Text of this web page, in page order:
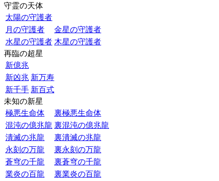
守霊の天体
太陽の守護者
月の守護者
金星の守護者
水星の守護者 木星の守護者
再臨の超星
新億兆
新凶兆 新万寿
新千手 新百式
未知の新星
極悪生命体
裏極悪生命体
混沌の億兆龍 裏混沌の億兆龍
潰滅の兆龍
裏潰滅の兆龍
永刻の万龍
裏永刻の万龍
蒼穹の千龍
裏蒼穹の千龍
業炎の百龍
裏業炎の百龍